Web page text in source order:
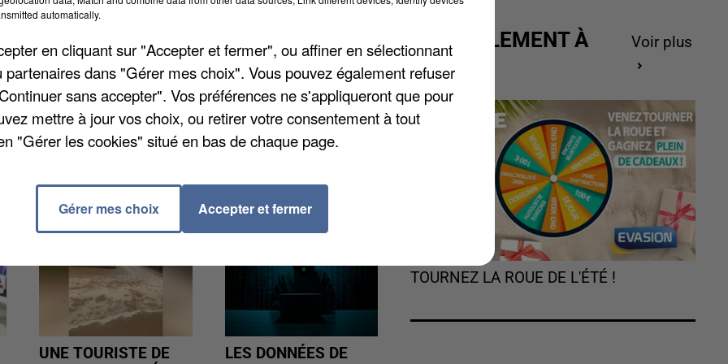
fin septembre une évolution de +27% du nombre
individuelle au troisième trimestre 2025,
de 25 mégawatts.
UNE TOURISTE DE
LES DONNÉES DE
ACTUELLEMENT À
GAGNER
Voir plus
TOURNEZ LA ROUE DE L'ÉTÉ !
automatically.
en cliquant sur "Accepter et fermer", ou affiner en sélectionnant
partenaires dans "Gérer mes choix". Vous pouvez également refuser
sans accepter". Vos préférences ne s'appliqueront que pour
mettre à jour vos choix, ou retirer votre consentement à tout
"Gérer les cookies" situé en bas de chaque page.
Gérer mes choix Accepter et fermer